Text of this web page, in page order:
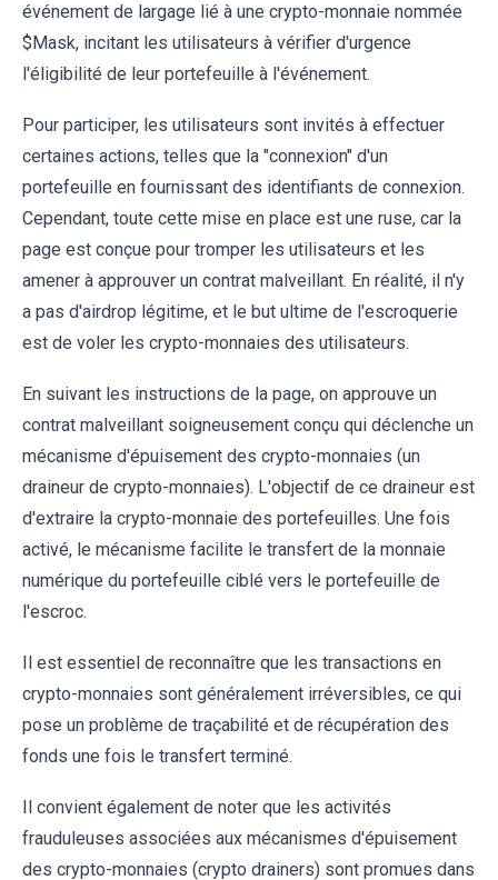
événement de largage lié à une crypto-monnaie nommée
$Mask, incitant les utilisateurs à vérifier d'urgence
l'éligibilité de leur portefeuille à l'événement.
Pour participer, les utilisateurs sont invités à effectuer
certaines actions, telles que la "connexion" d'un
portefeuille en fournissant des identifiants de connexion.
Cependant, toute cette mise en place est une ruse, car la
page est conçue pour tromper les utilisateurs et les
amener à approuver un contrat malveillant. En réalité, il n'y
a pas d'airdrop légitime, et le but ultime de l'escroquerie
est de voler les crypto-monnaies des utilisateurs.
En suivant les instructions de la page, on approuve un
contrat malveillant soigneusement conçu qui déclenche un
mécanisme d'épuisement des crypto-monnaies (un
draineur de crypto-monnaies). L'objectif de ce draineur est
d'extraire la crypto-monnaie des portefeuilles. Une fois
activé, le mécanisme facilite le transfert de la monnaie
numérique du portefeuille ciblé vers le portefeuille de
l'escroc.
Il est essentiel de reconnaître que les transactions en
crypto-monnaies sont généralement irréversibles, ce qui
pose un problème de traçabilité et de récupération des
fonds une fois le transfert terminé.
Il convient également de noter que les activités
frauduleuses associées aux mécanismes d'épuisement
des crypto-monnaies (crypto drainers) sont promues dans